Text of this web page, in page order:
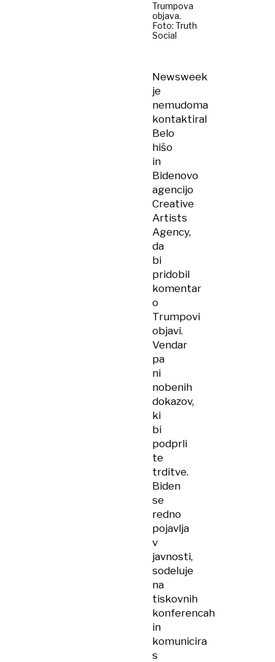
Trumpova
objava.
Foto: Truth
Social
Newsweek
je
nemudoma
kontaktiral
Belo
hišo
in
Bidenovo
agencijo
Creative
Artists
Agency,
da
bi
pridobil
komentar
o
Trumpovi
objavi.
Vendar
pa
ni
nobenih
dokazov,
ki
bi
podprli
te
trditve.
Biden
se
redno
pojavlja
v
javnosti,
sodeluje
na
tiskovnih
konferencah
in
komunicira
s